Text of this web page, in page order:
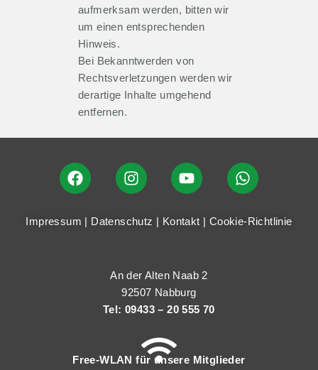
aufmerksam werden, bitten wir
um einen entsprechenden
Hinweis.
Bei Bekanntwerden von
Rechtsverletzungen werden wir
derartige Inhalte umgehend
entfernen.
Impressum Datenschutz Kontakt Cookie-Richtlinie
An der Alten Naab 2
92507 Nabburg
Tel: 09433 – 20 555 70
Free-WLAN für unsere Mitglieder